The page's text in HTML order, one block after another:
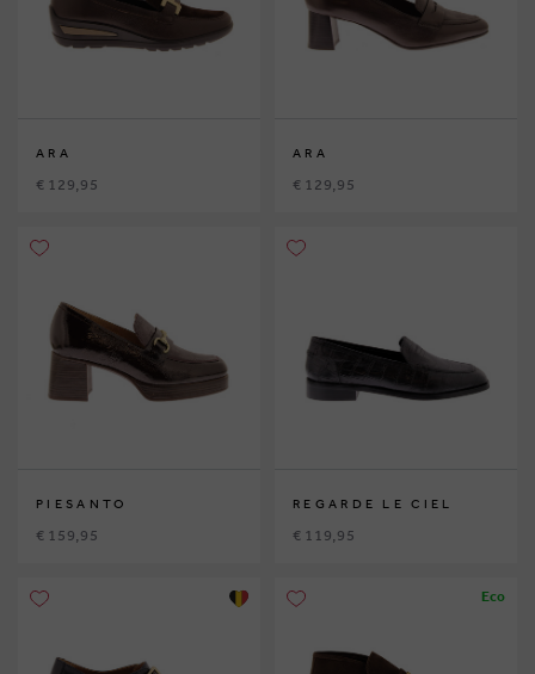
ARA
€ 129,95
ARA
€ 129,95
PIESANTO
€ 159,95
REGARDE LE CIEL
€ 119,95
Eco